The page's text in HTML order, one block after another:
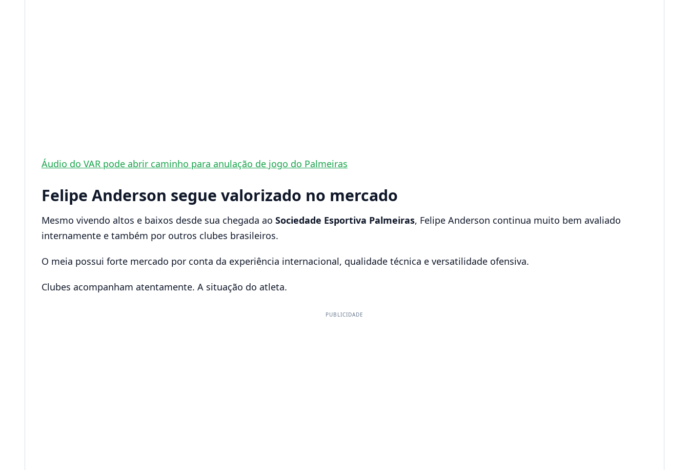
Áudio do VAR pode abrir caminho para anulação de jogo do Palmeiras
Felipe Anderson segue valorizado no mercado
Mesmo vivendo altos e baixos desde sua chegada ao Sociedade Esportiva Palmeiras, Felipe Anderson continua muito bem avaliado
internamente e também por outros clubes brasileiros.
O meia possui forte mercado por conta da experiência internacional, qualidade técnica e versatilidade ofensiva.
Clubes acompanham atentamente. A situação do atleta.
PUBLICIDADE